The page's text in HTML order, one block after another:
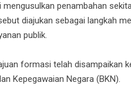
mengusulkan penambahan
diajukan sebagai langkah
publik.
formasi telah disampaikan
Kepegawaian Negara (BKN).